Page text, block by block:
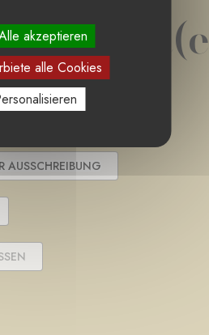
AUSSCHREIBUNG
akzeptieren
alle Cookies